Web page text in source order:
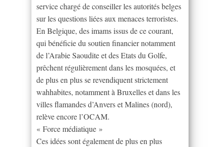
service chargé de conseiller les autorités belges
sur les questions liées aux menaces terroristes.
En Belgique, des imams issus de ce courant,
qui bénéficie du soutien financier notamment
de l’Arabie Saoudite et des Etats du Golfe,
prêchent régulièrement dans les mosquées, et
de plus en plus se revendiquent strictement
wahhabites, notamment à Bruxelles et dans les
villes flamandes d’Anvers et Malines (nord),
relève encore l’OCAM.
« Force médiatique »
Ces idées sont également de plus en plus